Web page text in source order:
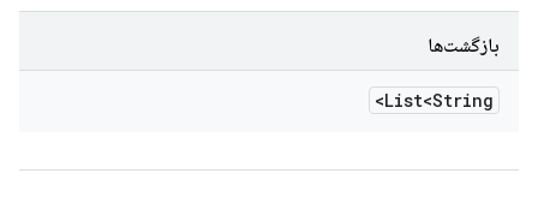
بازگشت‌ها
List<String>